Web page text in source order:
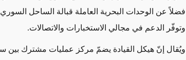
فضلاً عن الوحدات البحرية العاملة قبالة الساحل
وتوفّر الدعم في مجالي الاستخبارات والاتصالات.
ويُقال إنّ هيكل القيادة يضمّ مركز عمليات مشترك بين